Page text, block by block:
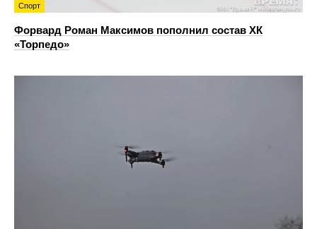
Спорт
Форвард Роман Максимов пополнил состав ХК
«Торпедо»